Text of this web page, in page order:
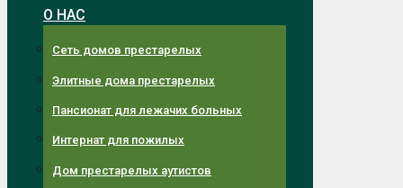
О НАС
Сеть домов престарелых
Элитные дома престарелых
Пансионат для лежачих больных
Интернат для пожилых
Дом престарелых аутистов